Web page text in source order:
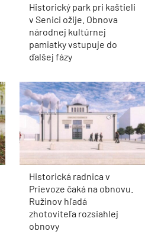
Historický park pri kaštieli
v Senici ožije. Obnova
národnej kultúrnej
pamiatky vstupuje do
ďalšej fázy
Historická radnica v
Prievoze čaká na obnovu.
Ružinov hľadá
zhotoviteľa rozsiahlej
obnovy